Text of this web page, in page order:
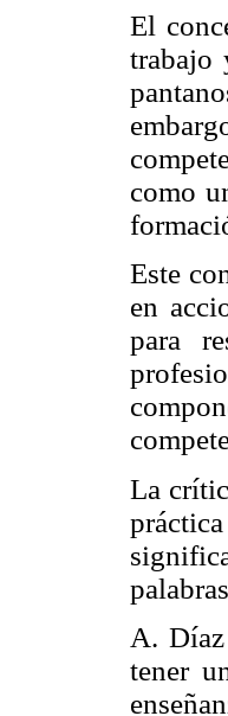
El
trabajo
como
Este
en
para
La
A.
tener